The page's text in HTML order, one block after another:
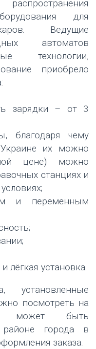
для
Ведущие
автоматов
технологии,
приобрело
зарядки – от 3
благодаря чему
Украине их можно
цене) можно
станциях и
и переменным
лёгкая установка.
установленные
посмотреть на
может быть
города в
заказа.